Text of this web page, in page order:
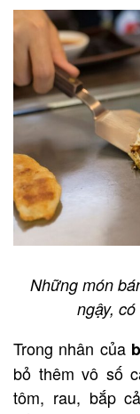
Những món
ngậy,
Trong nhân của
bỏ thêm vô số
tôm, rau, bắp